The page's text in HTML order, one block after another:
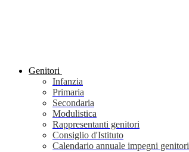
Genitori
Infanzia
Primaria
Secondaria
Modulistica
Rappresentanti genitori
Consiglio d'Istituto
Calendario annuale impegni genitori